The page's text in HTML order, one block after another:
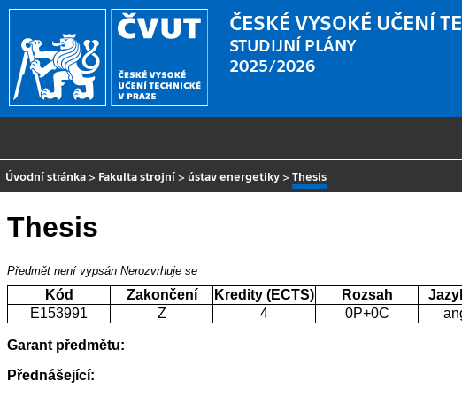
ČESKÉ VYSOKÉ UČENÍ
STUDIJNÍ PLÁNY
2025/2026
Úvodní stránka > Fakulta strojní > ústav energetiky >Thesis
Thesis
Předmět není vypsán Nerozvrhuje se
Kód Zakončení Kredity (ECTS) Rozsah
E153991
Z 4 0P+0C
Garant předmětu:
Přednášející: